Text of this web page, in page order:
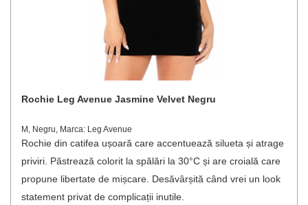
Rochie Leg Avenue Jasmine Velvet Negru
M, Negru, Marca: Leg Avenue
Rochie din catifea ușoară care accentuează silueta și atrage
priviri. Păstrează colorit la spălări la 30°C și are croială care
propune libertate de mișcare. Desăvârșită când vrei un look
statement privat de complicații inutile.